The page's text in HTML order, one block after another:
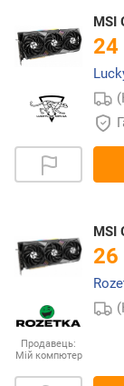
MSI
24
Продавець:
Мій компютер
MSI
26